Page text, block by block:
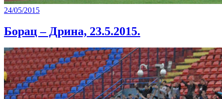
24/05/2015
Борац – Дрина, 23.5.2015.